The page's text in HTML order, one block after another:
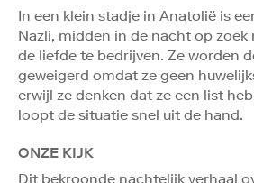
In een klein stadje in Anatolië is
Nazli, midden in de nacht op zoek
de liefde te bedrijven. Ze worden
geweigerd omdat ze geen
erwijl ze denken dat ze een list
loopt de situatie snel uit de hand.
ONZE KIJK
Dit bekroonde nachtelijk verhaal